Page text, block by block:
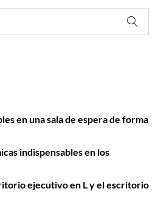
en una sala de espera de forma
indispensables en los
ejecutivo en L y el escritorio